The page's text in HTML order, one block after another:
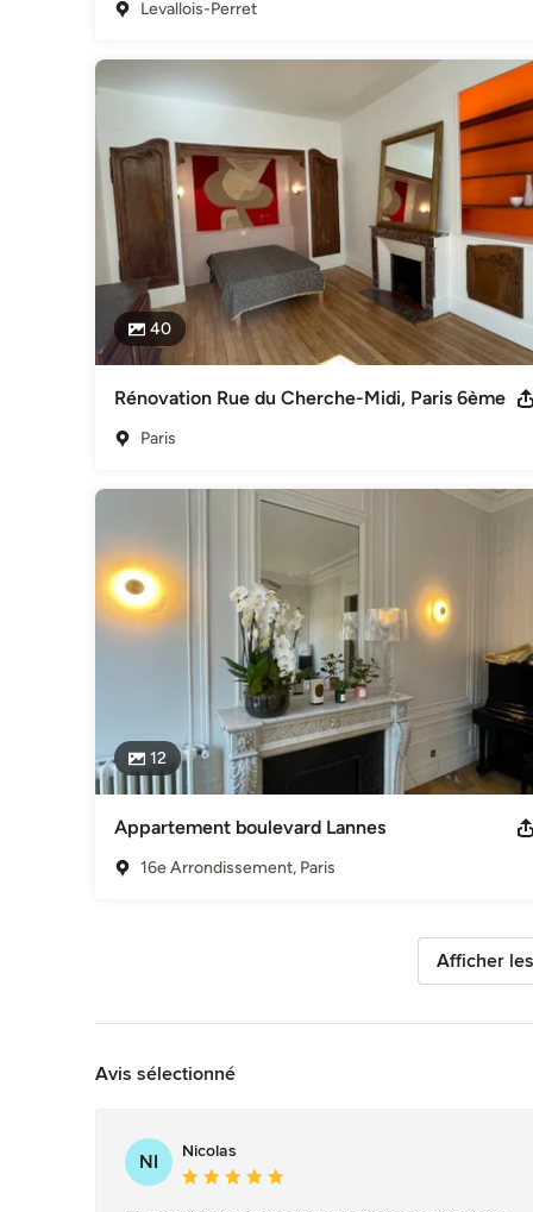
Levallois-Perret
40
Rénovation Rue du Cherche-Midi, Paris 6ème
Paris
12
Appartement boulevard Lannes
16e Arrondissement, Paris
Afficher
Avis sélectionné
NI
Nicolas
Note